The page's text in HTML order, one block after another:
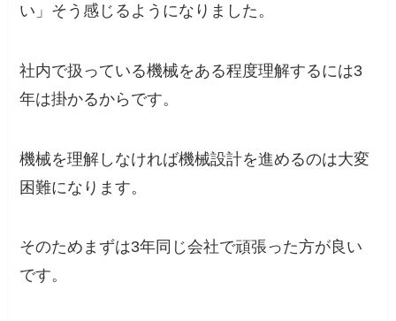
い」 そう感じるようになりました。
社内で扱っている機械をある程度理解するには3
年は掛かるからです。
機械を理解しなければ機械設計を進めるのは大変
困難になります。
そのため まずは3年同じ会社で頑張った方が良い
です。